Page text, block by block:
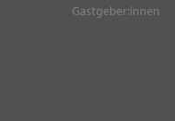
Gastgeber:innen